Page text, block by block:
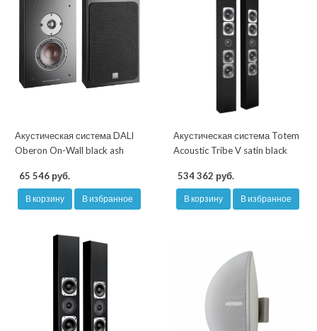
Акустическая система DALI
Oberon On-Wall black ash
65 546 руб.
В корзину В избранное
Акустическая система Totem
Acoustic Tribe V satin black
534 362 руб.
В корзину В избранное